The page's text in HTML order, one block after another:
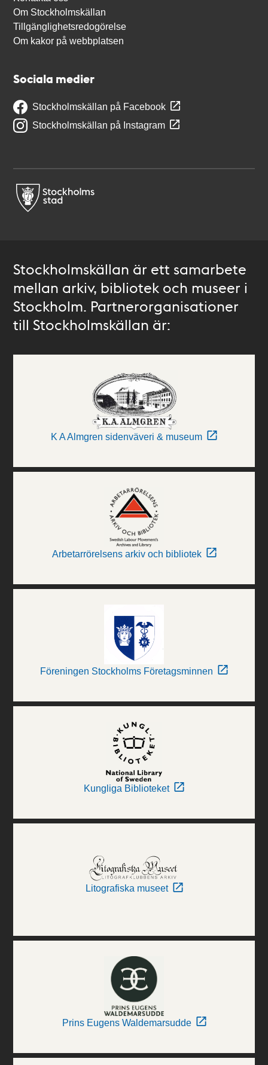
Om Stockholmskällan
Tillgänglighetsredogörelse
Om kakor på webbplatsen
Sociala medier
Stockholmskällan på Facebook
Stockholmskällan på Instagram
Stockholmskällan är ett samarbete
mellan arkiv, bibliotek och museer i
Stockholm. Partnerorganisationer
till Stockholmskällan är:
K A Almgren sidenväveri & museum
Arbetarrörelsens arkiv och bibliotek
Föreningen Stockholms Företagsminnen
Kungliga Biblioteket
Litografiska museet
Prins Eugens Waldemarsudde